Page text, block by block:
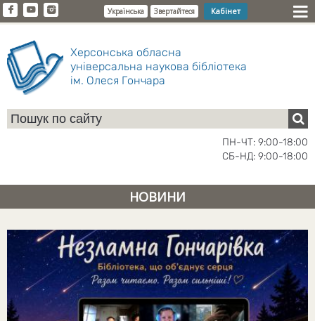
Українська Звертайтеся Кабінет
Херсонська обласна
універсальна наукова бібліотека
ім. Олеся Гончара
ПН-ЧТ: 9:00-18:00
СБ-НД: 9:00-18:00
НОВИНИ